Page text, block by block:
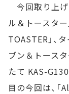
今回取り上げ
ル＆トースター
TOASTER」、
ブン＆トースタ
たて KAS-
目の今回は、「